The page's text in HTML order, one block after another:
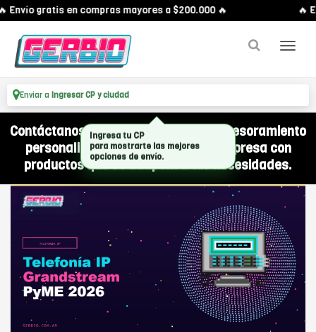
gratis en compras mayores a $200.000 🔥 🔥
Enviar a Ingresar CP y ciudad
Contáctanos por WhatsApp y recibí asesoramiento
personalizado para equipar a tu empresa con
productos que se adapten a tus necesidades.